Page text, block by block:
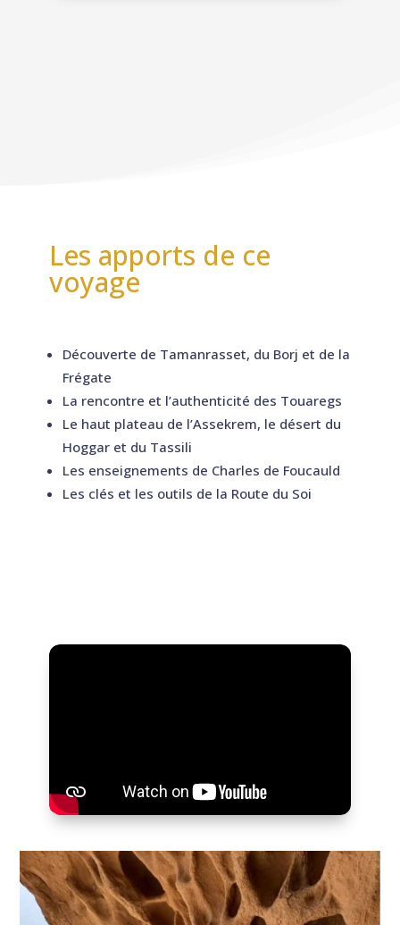
Les apports de ce
voyage
Découverte de Tamanrasset, du Borj et de la
Frégate
La rencontre et l’authenticité des Touaregs
Le haut plateau de l’Assekrem, le désert du
Hoggar et du Tassili
Les enseignements de Charles de Foucauld
Les clés et les outils de la Route du Soi